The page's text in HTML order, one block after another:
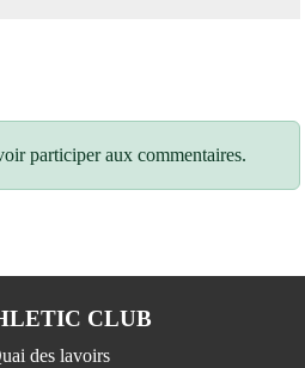
participer aux commentaires.
CLUB
des lavoirs